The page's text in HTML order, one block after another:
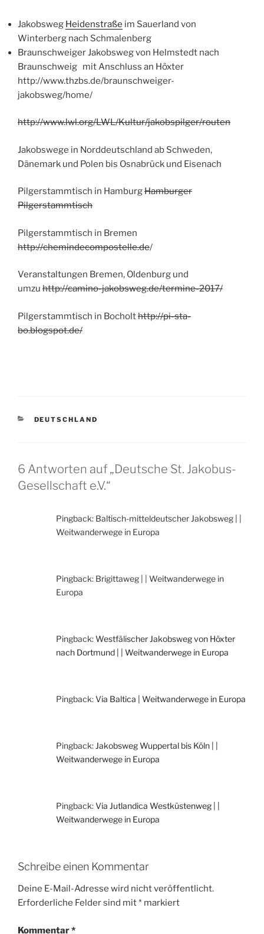
Jakobsweg Heidenstraße im Sauerland von
Winterberg nach Schmalenberg
Braunschweiger Jakobsweg von Helmstedt nach
Braunschweig mit Anschluss an Höxter
http://www.thzbs.de/braunschweiger-
jakobsweg/home/
http://www.lwl.org/LWL/Kultur/jakobspilger/routen
Jakobswege in Norddeutschland ab Schweden,
Dänemark und Polen bis Osnabrück und Eisenach
Pilgerstammtisch in HamburgHamburger
Pilgerstammtisch
Pilgerstammtisch in Bremen
http://chemindecompostelle.de/
Veranstaltungen Bremen, Oldenburg und
umzu http://camino-jakobsweg.de/termine-2017/
Pilgerstammtisch in Bocholthttp://pi-sta-
bo.blogspot.de/
KATEGORIEN
DEUTSCHLAND
6 Antworten auf „Deutsche St. Jakobus-
Gesellschaft e.V.“
Pingback: Baltisch-mitteldeutscher Jakobsweg | |
Weitwanderwege in Europa
Pingback: Brigittaweg | | Weitwanderwege in
Europa
Pingback:Westfälischer Jakobsweg von Höxter
nach Dortmund | | Weitwanderwege in Europa
Pingback:Via Baltica | Weitwanderwege in Europa
Pingback: Jakobsweg Wuppertal bis Köln | |
Weitwanderwege in Europa
Pingback:Via Jutlandica Westküstenweg | |
Weitwanderwege in Europa
Schreibe einen Kommentar
Deine E-Mail-Adresse wird nicht veröffentlicht.
Erforderliche Felder sind mit* markiert
Kommentar*